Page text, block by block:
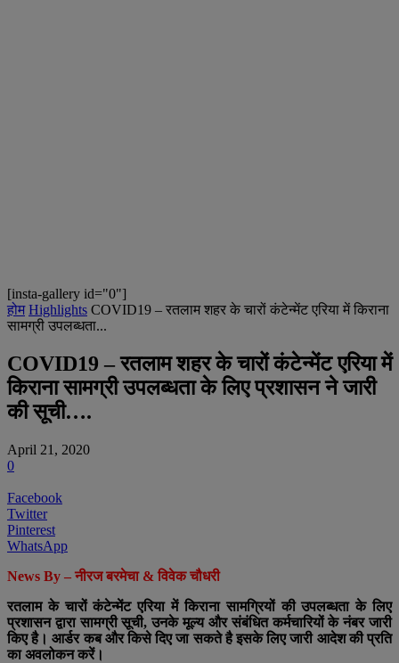
[insta-gallery id="0"]
होम Highlights COVID19 – रतलाम शहर के चारों कंटेन्मेंट एरिया में किराना
सामग्री उपलब्धता...
COVID19 – रतलाम शहर के चारों कंटेन्मेंट एरिया में
किराना सामग्री उपलब्धता के लिए प्रशासन ने जारी
की सूची….
April 21, 2020
0
Facebook
Twitter
Pinterest
WhatsApp
News By – नीरज बरमेचा & विवेक चौधरी
रतलाम के चारों कंटेन्मेंट एरिया में किराना सामग्रियों की उपलब्धता के लिए
प्रशासन द्वारा सामग्री सूची, उनके मूल्य और संबंधित कर्मचारियों के नंबर जारी
किए है। आर्डर कब और किसे दिए जा सकते है इसके लिए जारी आदेश की प्रति
का अवलोकन करें।